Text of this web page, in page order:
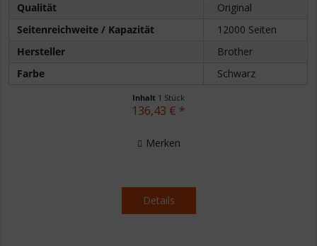
Qualität
Original
Seitenreichweite / Kapazität
12000 Seiten
Hersteller
Brother
Farbe
Schwarz
Inhalt 1 Stück
136,43 € *
Merken
Details